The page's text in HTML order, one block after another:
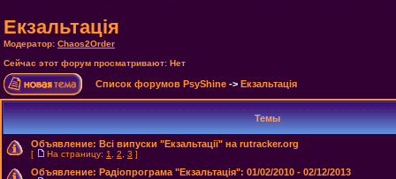
Екзальтація
Модератор: Chaos2Order
Сейчас этот форум просматривают: Нет
Список форумов PsyShine -> Екзальтація
Темы
Объявление: Всі випуски "Екзальтації" на rutracker.org
[ На страницу: 1 2 3 ]
Объявление: Радіопрограма "Екзальтація": 01/02/2010 - 02/12/2013